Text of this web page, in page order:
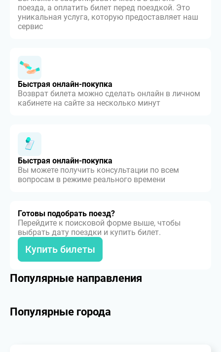
поезда, а оплатить билет перед поездкой. Это
уникальная услуга, которую предоставляет наш
сервис
Быстрая онлайн-покупка
Возврат билета можно сделать онлайн в личном
кабинете на сайте за несколько минут
Быстрая онлайн-покупка
Вы можете получить консультации по всем
вопросам в режиме реального времени
Готовы подобрать поезд?
Перейдите к поисковой форме выше, чтобы
выбрать дату поездки и купить билет.
Купить билеты
Популярные направления
Популярные города